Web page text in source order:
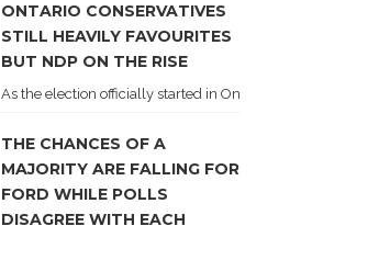
ONTARIO CONSERVATIVES
STILL HEAVILY FAVOURITES
BUT NDP ON THE RISE
As the election officially started in Ontario, some
THE CHANCES OF A
MAJORITY ARE FALLING FOR
FORD WHILE POLLS
DISAGREE WITH EACH